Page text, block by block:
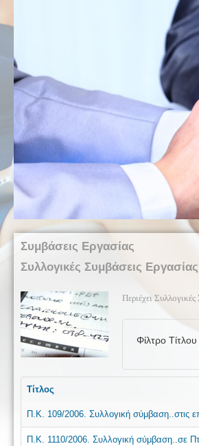
Συμβάσεις Εργασίας
Συλλογικές Συμβάσεις
Περιέχει
Φίλτρο Τίτλου
Τίτλος
Π.Κ. 109/2006. Συλλογική σύμβαση..στις
Π.Κ. 1110/2006. Συλλογική σύμβαση..σε